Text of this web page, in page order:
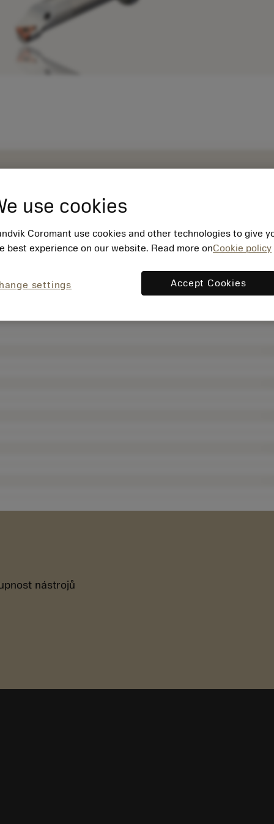
nástrojů
use cookies
Coromant use cookies and other technologies to give
best experience on our website. Read more onCookie policy
settings Accept Cookies